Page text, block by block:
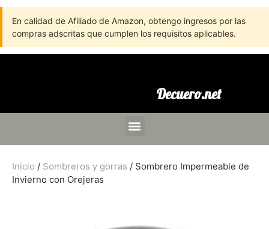
En calidad de Afiliado de Amazon, obtengo ingresos por las
compras adscritas que cumplen los requisitos aplicables.
Decuero.net
Inicio / Sombreros y gorras / Sombrero Impermeable de
Invierno con Orejeras